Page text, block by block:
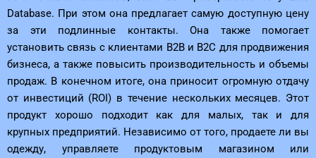
Database. При этом она предлагает самую доступную цену
за эти подлинные контакты. Она также помогает
установить связь с клиентами B2B и B2C для продвижения
бизнеса, а также повысить производительность и объемы
продаж. В конечном итоге, она приносит огромную отдачу
от инвестиций (ROI) в течение нескольких месяцев. Этот
продукт хорошо подходит как для малых, так и для
крупных предприятий. Независимо от того, продаете ли вы
одежду, управляете продуктовым магазином или